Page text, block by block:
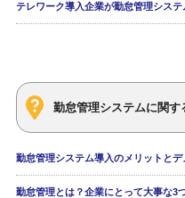
テレワーク導入企業が勤怠管理シス
勤怠管理システムに関
勤怠管理システム導入のメリットと
勤怠管理とは？企業にとって大事な3